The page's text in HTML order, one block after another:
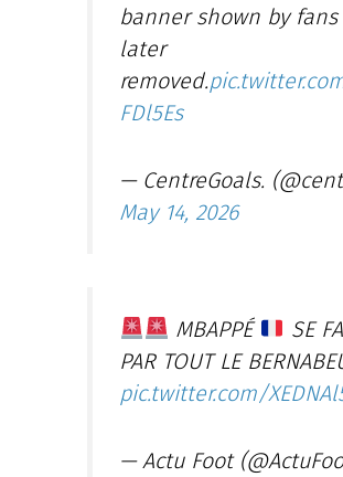
banner shown by fans
later
removed.
FDl5Es
— CentreGoals.
May 14, 2026
MBAPPÉ
SE
PAR TOUT LE
pic.twitter.com/
— Actu Foot